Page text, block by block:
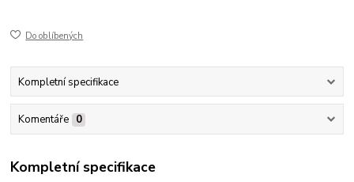
Do oblíbených
Kompletní specifikace
Komentáře 0
Kompletní specifikace